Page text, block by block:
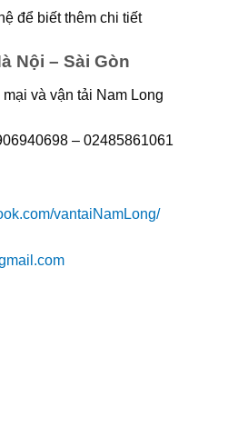
để biết thêm chi tiết
Nội – Sài Gòn
và vận tải Nam Long
– 02485861061
vantaiNamLong/